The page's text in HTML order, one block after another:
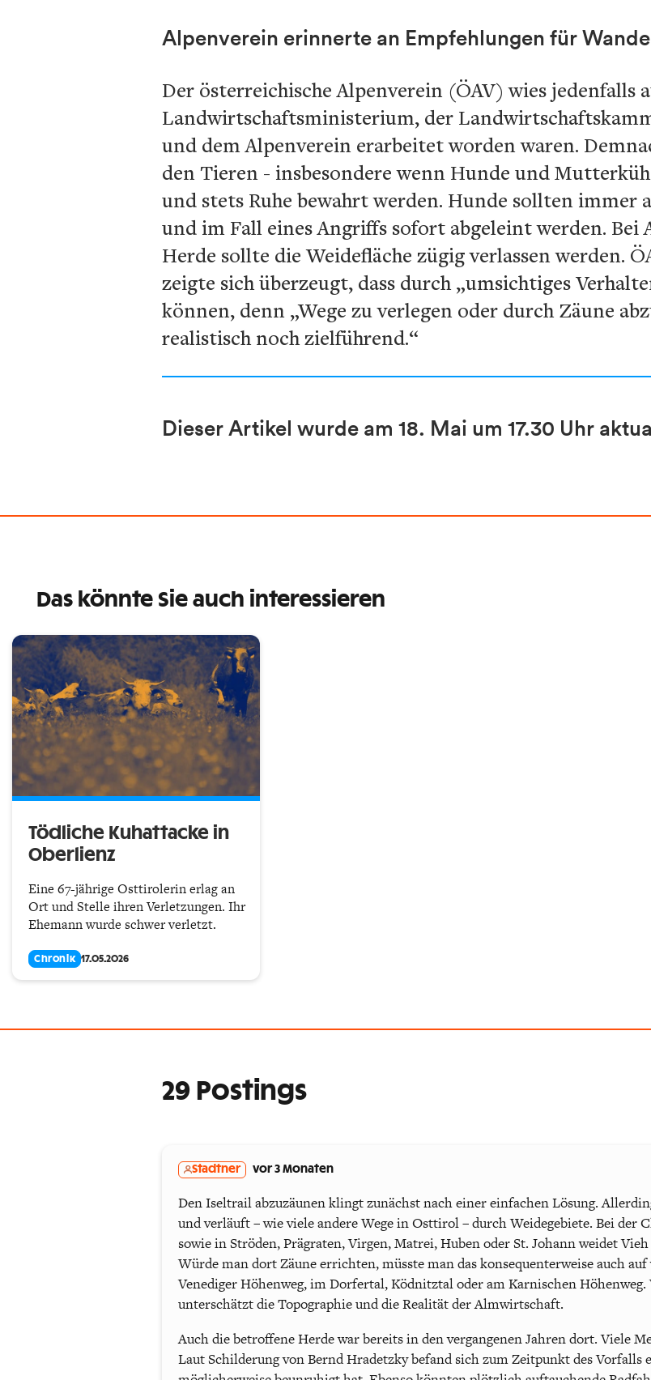
Alpenverein erinnerte an Empfehlungen für
Der österreichische Alpenverein (ÖAV) wies jedenfalls
Landwirtschaftsministerium, der
und dem Alpenverein erarbeitet worden waren.
den Tieren - insbesondere wenn Hunde und
und stets Ruhe bewahrt werden. Hunde sollten immer
und im Fall eines Angriffs sofort abgeleint werden. Bei
Herde sollte die Weidefläche zügig verlassen werden.
zeigte sich überzeugt, dass durch „umsichtiges
können, denn „Wege zu verlegen oder durch Zäune
realistisch noch zielführend.“
Dieser Artikel wurde am 18. Mai um 17.30 Uhr
Das könnte Sie auch interessieren
Tödliche Kuhattacke in
Oberlienz
Eine 67-jährige Osttirolerin erlag an
Ort und Stelle ihren Verletzungen. Ihr
Ehemann wurde schwer verletzt.
Chronik 17.05.2026
29 Postings
Stadtner vor 3 Monaten
Den Iseltrail abzuzäunen klingt zunächst nach einer einfachen Lösung.
und verläuft – wie viele andere Wege in Osttirol – durch Weidegebiete. Bei
sowie in Ströden, Prägraten, Virgen, Matrei, Huben oder St. Johann weidet
Würde man dort Zäune errichten, müsste man das konsequenterweise auch
Venediger Höhenweg, im Dorfertal, Ködnitztal oder am Karnischen
unterschätzt die Topographie und die Realität der Almwirtschaft.
Auch die betroffene Herde war bereits in den vergangenen Jahren dort. Viele
Laut Schilderung von Bernd Hradetzky befand sich zum Zeitpunkt des Vorfalls